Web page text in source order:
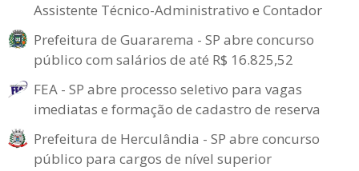
Assistente Técnico-Administrativo e Contador
Prefeitura de Guararema - SP abre concurso
público com salários de até R$ 16.825,52
FEA - SP abre processo seletivo para vagas
imediatas e formação de cadastro de reserva
Prefeitura de Herculândia - SP abre concurso
público para cargos de nível superior